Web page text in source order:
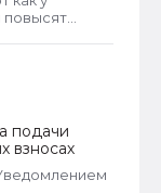
повысят
подачи
взносах